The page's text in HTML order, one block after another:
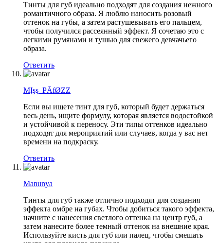
Тинты для губ идеально подходят для создания нежного
романтичного образа. Я люблю наносить розовый
оттенок на губы, а затем растушевывать его пальцем,
чтобы получился рассеянный эффект. Я сочетаю это с
легкими румянами и тушью для свежего девчачьего
образа.
Ответить
MĮşş_PĀfØZZ
Если вы ищете тинт для губ, который будет держаться
весь день, ищите формулу, которая является водостойкой
и устойчивой к переносу. Эти типы оттенков идеально
подходят для мероприятий или случаев, когда у вас нет
времени на подкраску.
Ответить
Manunya
Тинты для губ также отлично подходят для создания
эффекта омбре на губах. Чтобы добиться такого эффекта,
начните с нанесения светлого оттенка на центр губ, а
затем нанесите более темный оттенок на внешние края.
Используйте кисть для губ или палец, чтобы смешать